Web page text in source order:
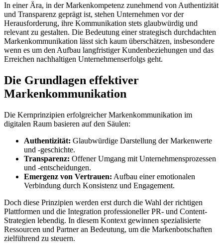
In einer Ära, in der Markenkompetenz zunehmend von Authentizität
und Transparenz geprägt ist, stehen Unternehmen vor der
Herausforderung, ihre Kommunikation stets glaubwürdig und
relevant zu gestalten. Die Bedeutung einer strategisch durchdachten
Markenkommunikation lässt sich kaum überschätzen, insbesondere
wenn es um den Aufbau langfristiger Kundenbeziehungen und das
Erreichen nachhaltigen Unternehmenserfolgs geht.
Die Grundlagen effektiver
Markenkommunikation
Die Kernprinzipien erfolgreicher Markenkommunikation im
digitalen Raum basieren auf den Säulen:
Authentizität: Glaubwürdige Darstellung der Markenwerte
und -geschichte.
Transparenz: Offener Umgang mit Unternehmensprozessen
und -entscheidungen.
Emergenz von Vertrauen: Aufbau einer emotionalen
Verbindung durch Konsistenz und Engagement.
Doch diese Prinzipien werden erst durch die Wahl der richtigen
Plattformen und die Integration professioneller PR- und Content-
Strategien lebendig. In diesem Kontext gewinnen spezialisierte
Ressourcen und Partner an Bedeutung, um die Markenbotschaften
zielführend zu steuern.